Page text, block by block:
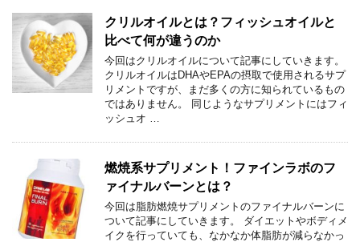
クリルオイルとは？フィッシュオイルと
比べて何が違うのか
今回はクリルオイルについて記事にしていきます。
クリルオイルはDHAやEPAの摂取で使用されるサプ
リメントですが、まだ多くの方に知られているもの
ではありません。 同じようなサプリメントにはフィ
ッシュオ …
燃焼系サプリメント！ファインラボのフ
ァイナルバーンとは？
今回は脂肪燃焼サプリメントのファイナルバーンに
ついて記事にしていきます。 ダイエットやボディメ
イクを行っていても、なかなか体脂肪が減らなかっ